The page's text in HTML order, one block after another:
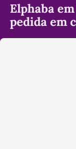
Elphaba em
pedida em